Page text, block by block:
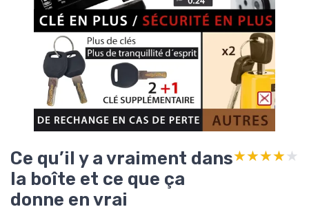
Ce qu’il y a vraiment dans
la boîte et ce que ça
donne en vrai
★★★★★
★★★★★